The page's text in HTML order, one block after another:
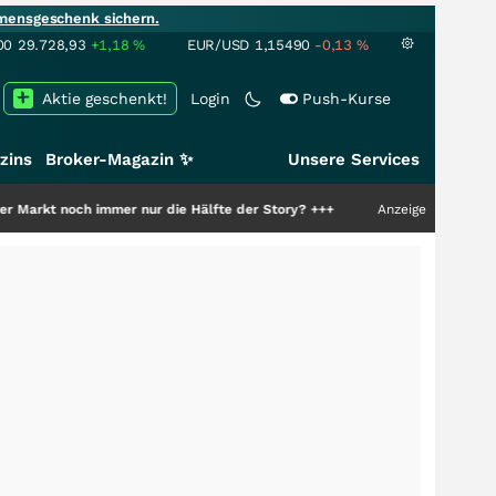
sichern.
29.728,93 +1,18% EUR/USD 1,15490 -0,13 %
Login Push-Kurse
Aktie geschenkt!
Broker-Magazin ✨ Unsere Services
immer nur die Hälfte der Story?+++ Anzeige